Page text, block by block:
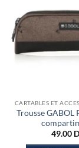
Trousse GABOL
49.00